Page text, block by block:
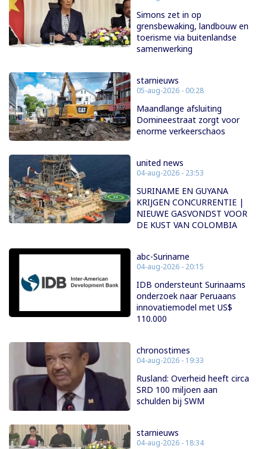
Simons zet in op
grensbewaking, landbouw en
toerisme via buitenlandse
samenwerking
starnieuws
05-aug-2026 - 00:28
Maandlange afsluiting
Domineestraat zorgt voor
enorme verkeerschaos
united news
04-aug-2026 - 23:53
SURINAME EN GUYANA
KRIJGEN CONCURRENTIE |
NIEUWE GASVONDST VOOR
DE KUST VAN COLOMBIA
abc-Suriname
04-aug-2026 - 20:15
IDB ondersteunt Surinaams
onderzoek naar Peruaans
innovatiemodel met US$
110.000
chronostimes
04-aug-2026 - 19:33
Rusland: Overheid heeft circa
SRD 100 miljoen aan
schulden bij SWM
starnieuws
04-aug-2026 - 18:34